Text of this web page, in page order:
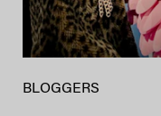
BLOGGERS